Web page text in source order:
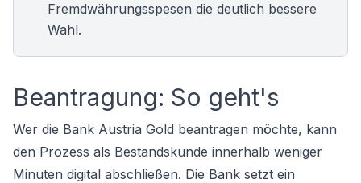
Fremdwährungsspesen die deutlich bessere
Wahl.
Beantragung: So geht's
Wer die Bank Austria Gold beantragen möchte, kann
den Prozess als Bestandskunde innerhalb weniger
Minuten digital abschließen. Die Bank setzt ein